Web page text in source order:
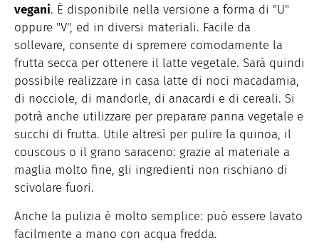
vegani. È disponibile nella versione a forma di "U"
oppure "V", ed in diversi materiali. Facile da
sollevare, consente di spremere comodamente la
frutta secca per ottenere il latte vegetale. Sarà quindi
possibile realizzare in casa latte di noci macadamia,
di nocciole, di mandorle, di anacardi e di cereali. Si
potrà anche utilizzare per preparare panna vegetale e
succhi di frutta. Utile altresì per pulire la quinoa, il
couscous o il grano saraceno: grazie al materiale a
maglia molto fine, gli ingredienti non rischiano di
scivolare fuori.
Anche la pulizia è molto semplice: può essere lavato
facilmente a mano con acqua fredda.